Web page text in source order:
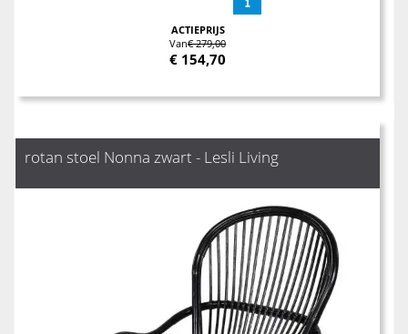
ACTIEPRIJS
Van€ 279,00
€ 154,70
rotan stoel Nonna zwart - Lesli Living